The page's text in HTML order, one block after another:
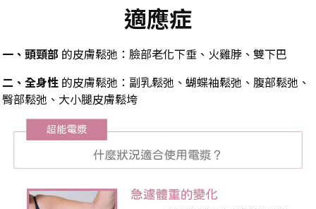
適應症
一、頭頸部 的皮膚鬆弛：臉部老化下垂、火雞脖、雙下巴
二、全身性 的皮膚鬆弛：副乳鬆弛、蝴蝶袖鬆弛、腹部鬆弛、
臀部鬆弛、大小腿皮膚鬆垮